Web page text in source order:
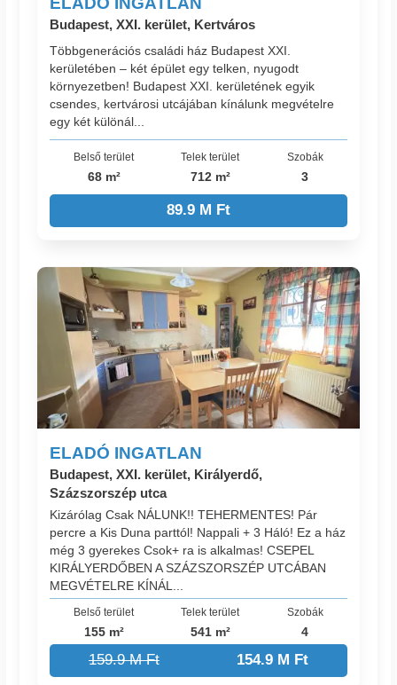
Budapest, XXI. kerület, Kertváros
Többgenerációs családi ház Budapest XXI.
kerületében – két épület egy telken, nyugodt
környezetben! Budapest XXI. kerületének egyik
csendes, kertvárosi utcájában kínálunk megvételre
egy két különál...
Belső terület
68 m²
Telek terület
712 m²
Szobák
3
89.9 M Ft
ELADÓ INGATLAN
Budapest, XXI. kerület, Királyerdő,
Százszorszép utca
Kizárólag Csak NÁLUNK!! TEHERMENTES! Pár
percre a Kis Duna parttól! Nappali + 3 Háló! Ez a ház
még 3 gyerekes Csok+ ra is alkalmas! CSEPEL
KIRÁLYERDŐBEN A SZÁZSZORSZÉP UTCÁBAN
MEGVÉTELRE KÍNÁL...
Belső terület
155 m²
Telek terület
541 m²
Szobák
4
159.9 M Ft 154.9 M Ft